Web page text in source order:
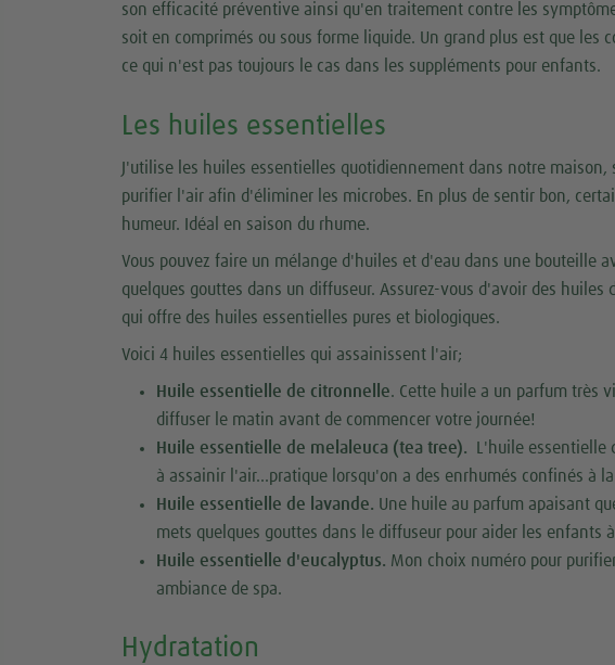
son efficacité préventive ainsi qu'en traitement contre les
soit en comprimés ou sous forme liquide. Un grand plus est que les
ce qui n'est pas toujours le cas dans les suppléments pour enfants.
Les huiles essentielles
J'utilise les huiles essentielles quotidiennement dans notre
purifier l'air afin d'éliminer les microbes. En plus de sentir bon,
humeur. Idéal en saison du rhume.
Vous pouvez faire un mélange d'huiles et d'eau dans une bouteille
quelques gouttes dans un diffuseur. Assurez-vous d'avoir des huiles
qui offre des huiles essentielles pures et biologiques.
Voici 4 huiles essentielles qui assainissent l'air;
Huile essentielle de citronnelle. Cette huile a un parfum très
diffuser le matin avant de commencer votre journée!
Huile essentielle de melaleuca (tea tree). L'huile essentielle
à assainir l'air...pratique lorsqu'on a des enrhumés confinés à
Huile essentielle de lavande. Une huile au parfum apaisant
mets quelques gouttes dans le diffuseur pour aider les enfants
Huile essentielle d'eucalyptus. Mon choix numéro pour
ambiance de spa.
Hydratation